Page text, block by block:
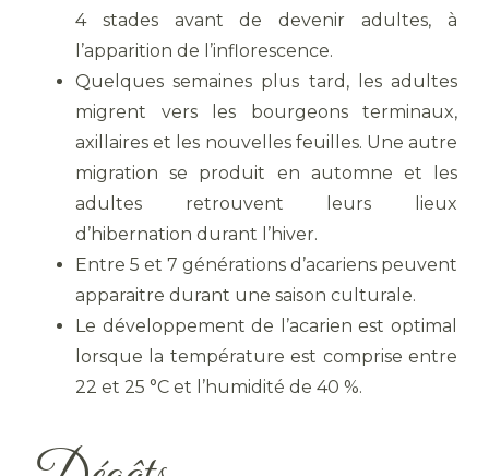
4 stades avant de devenir adultes, à
l’apparition de l’inflorescence.
Quelques semaines plus tard, les adultes
migrent vers les bourgeons terminaux,
axillaires et les nouvelles feuilles. Une autre
migration se produit en automne et les
adultes retrouvent leurs lieux
d’hibernation durant l’hiver.
Entre 5 et 7 générations d’acariens peuvent
apparaitre durant une saison culturale.
Le développement de l’acarien est optimal
lorsque la température est comprise entre
22 et 25 °C et l’humidité de 40 %.